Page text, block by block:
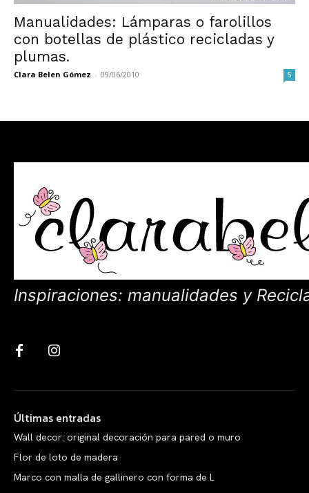
Manualidades: Lámparas o farolillos
con botellas de plástico recicladas y
plumas.
Clara Belen Gómez - 09/06/2010 5
Inspiraciones: manualidades y
Últimas entradas
Wall decor: original decoración para pared o muro
Flor de loto de madera
Marco con malla de gallinero con forma de L